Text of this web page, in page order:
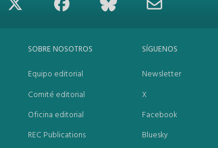
SOBRE NOSOTROS
Equipo editorial
Comité editorial
Oficina editorial
REC Publications
SÍGUENOS
Newsletter
X
Facebook
Bluesky